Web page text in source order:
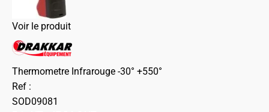
Voir le produit
Thermometre Infrarouge -30° +550°
Ref :
SOD09081